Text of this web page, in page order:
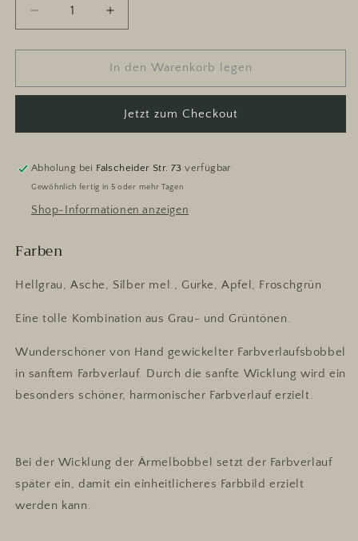
Verringere
die
Menge
Sukkulente
Erhöhe
die
Menge
für
Sukkulente
In den Warenkorb legen
Jetzt zum Checkout
Abholung bei Falscheider Str. 73 verfügbar
Gewöhnlich fertig in 5 oder mehr Tagen
Shop-Informationen anzeigen
Farben
Hellgrau, Asche, Silber mel., Gurke, Apfel, Froschgrün
Eine tolle Kombination aus Grau- und Grüntönen.
Wunderschöner von Hand gewickelter Farbverlaufsbobbel
in sanftem Farbverlauf. Durch die sanfte Wicklung wird ein
besonders schöner, harmonischer Farbverlauf erzielt.
Bei der Wicklung der Ärmelbobbel setzt der Farbverlauf
später ein, damit ein einheitlicheres Farbbild erzielt
werden kann.